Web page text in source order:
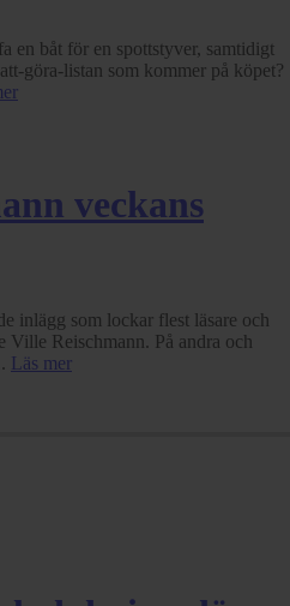
en båt för en spottstyver, samtidigt
göra-listan som kommer på köpet?
veckans
inlägg som lockar flest läsare och
Ville Reischmann. På andra och
Läs mer